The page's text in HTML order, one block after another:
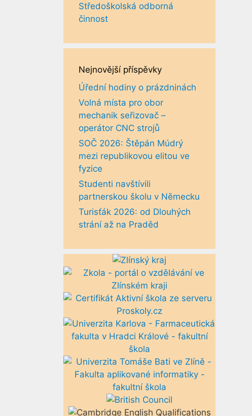
Středoškolská odborná
činnost
Nejnovější příspěvky
Úřední hodiny o prázdninách
Volná místa pro obor
mechanik seřizovač –
operátor CNC strojů
SOČ 2026: Štěpán Múdrý
mezi republikovou elitou ve
fyzice
Studenti navštívili
partnerskou školu v Německu
Turisťák 2026: od Dlouhých
strání až na Praděd